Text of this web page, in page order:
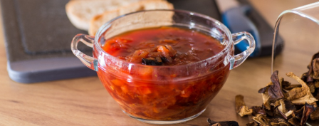
Баклажаны с овощами
ПРАВОСЛАВИЕ ЕДА РЕЦЕПТЫ